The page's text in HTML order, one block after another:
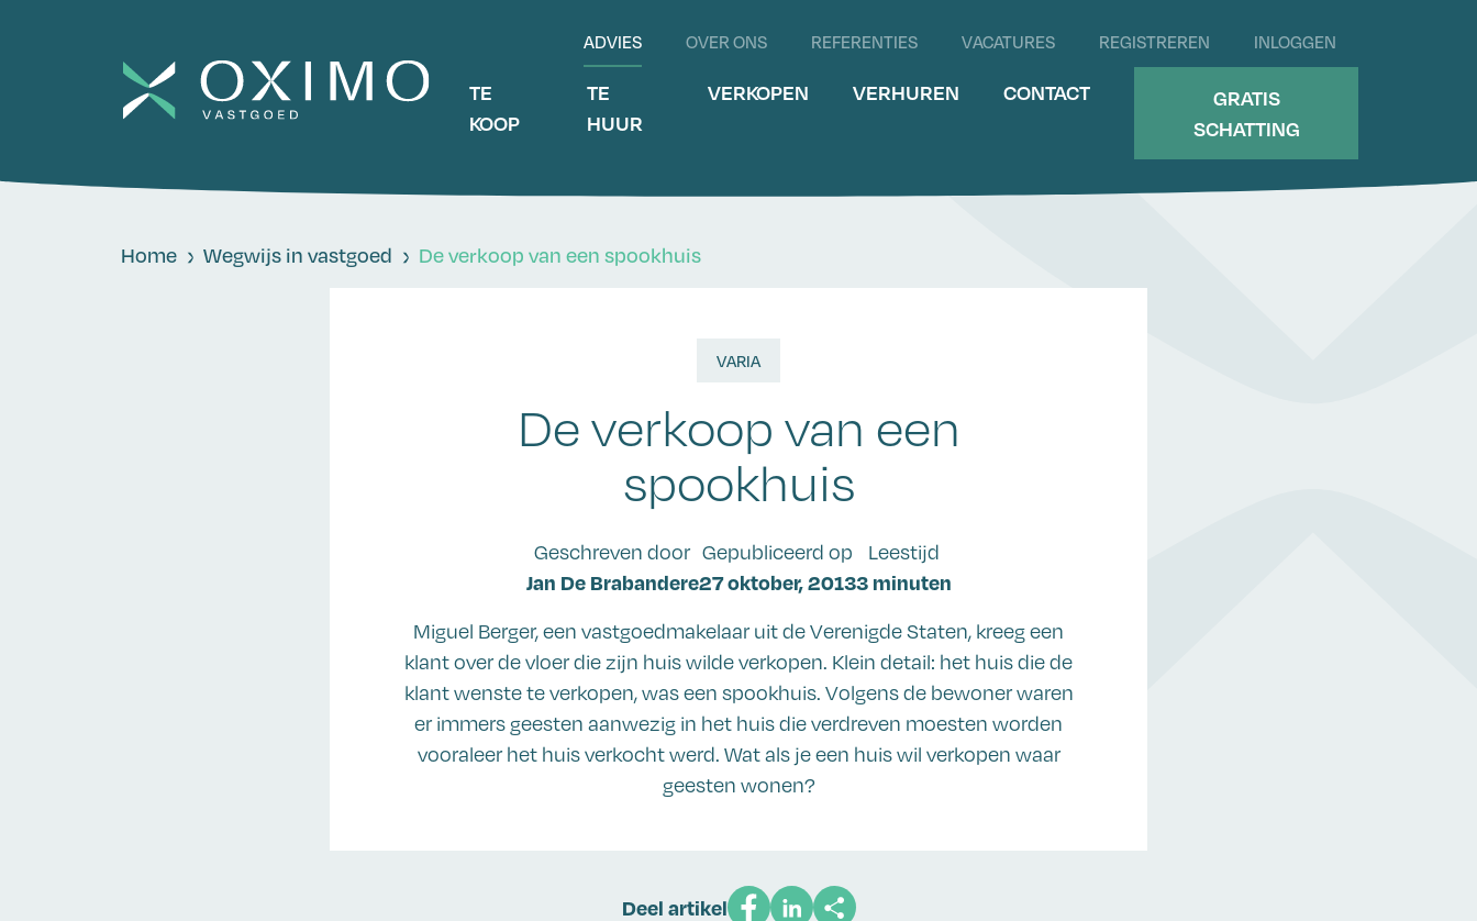
ADVIES OVER ONS REFERENTIES VACATURES REGISTREREN INLOGGEN
TE
KOOP
TE
HUUR
VERKOPEN VERHUREN CONTACT
GRATIS
SCHATTING
Home Wegwijs in vastgoed De verkoop van een spookhuis
VARIA
De verkoop van een
spookhuis
Geschreven door
Jan De Brabandere
Gepubliceerd op
27 oktober, 2013
Leestijd
3 minuten
Miguel Berger, een vastgoedmakelaar uit de Verenigde Staten, kreeg een
klant over de vloer die zijn huis wilde verkopen. Klein detail: het huis die de
klant wenste te verkopen, was een spookhuis. Volgens de bewoner waren
er immers geesten aanwezig in het huis die verdreven moesten worden
vooraleer het huis verkocht werd. Wat als je een huis wil verkopen waar
geesten wonen?
Deel artikel